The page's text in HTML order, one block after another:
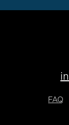
FAQ